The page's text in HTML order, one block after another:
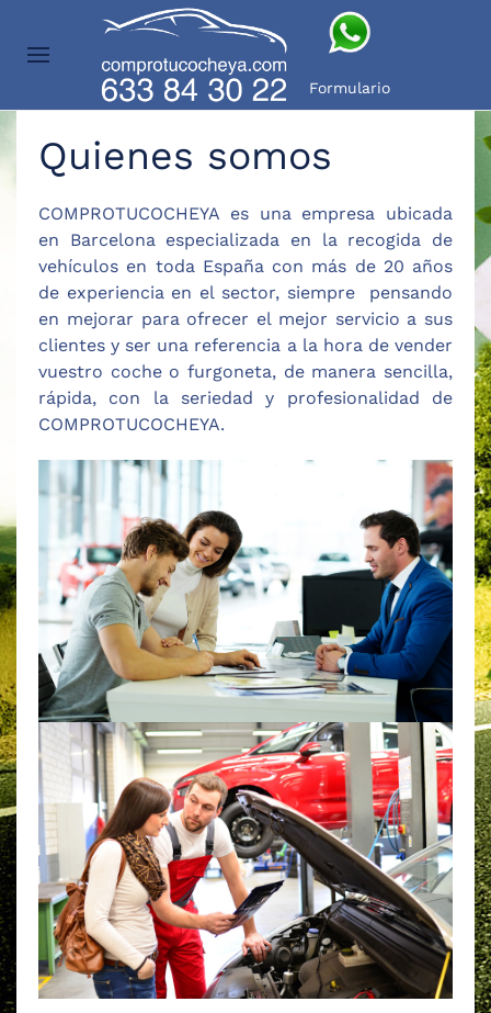
Skip to main content
Formulario
Quienes somos
COMPROTUCOCHEYA es una empresa ubicada
en Barcelona especializada en la recogida de
vehículos en toda España con más de 20 años
de experiencia en el sector, siempre pensando
en mejorar para ofrecer el mejor servicio a sus
clientes y ser una referencia a la hora de vender
vuestro coche o furgoneta, de manera sencilla,
rápida, con la seriedad y profesionalidad de
COMPROTUCOCHEYA.